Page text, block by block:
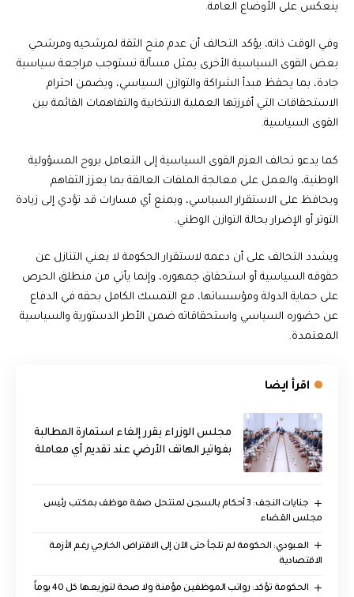
ينعكس على الأوضاع العامة.
وفي الوقت ذاته، يؤكد التحالف أن عدم منح الثقة لمرشحيه ومرشحي
بعض القوى السياسية الأخرى يمثل مسألة تستوجب مراجعة سياسية
جادة، بما يحفظ مبدأ الشراكة والتوازن السياسي، ويضمن احترام
الاستحقاقات التي أفرزتها العملية الانتخابية والتفاهمات القائمة بين
القوى السياسية.
كما يدعو تحالف العزم القوى السياسية إلى التعامل بروح المسؤولية
الوطنية، والعمل على معالجة الملفات العالقة بما يعزز التفاهم
ويحافظ على الاستقرار السياسي، ويمنع أي مسارات قد تؤدي إلى زيادة
التوتر أو الإضرار بحالة التوازن الوطني.
ويشدد التحالف على أن دعمه لاستقرار الحكومة لا يعني التنازل عن
حقوقه السياسية أو استحقاق جمهوره، وإنما يأتي من منطلق الحرص
على حماية الدولة ومؤسساتها، مع التمسك الكامل بحقه في الدفاع
عن حضوره السياسي واستحقاقاته ضمن الأطر الدستورية والسياسية
المعتمدة.
اقرأ ايضا
مجلس الوزراء يقرر إلغاء استمارة المطالبة
بفواتير الهاتف الأرضي عند تقديم أي معاملة
جنايات النجف: 3 أحكام بالسجن لمنتحل صفة موظف بمكتب رئيس
مجلس القضاء
العبودي: الحكومة لم تلجأ حتى الآن إلى الاقتراض الخارجي رغم الأزمة
الاقتصادية
الحكومة تؤكد: رواتب الموظفين مؤمنة ولا صحة لتوزيعها كل 40 يوماً